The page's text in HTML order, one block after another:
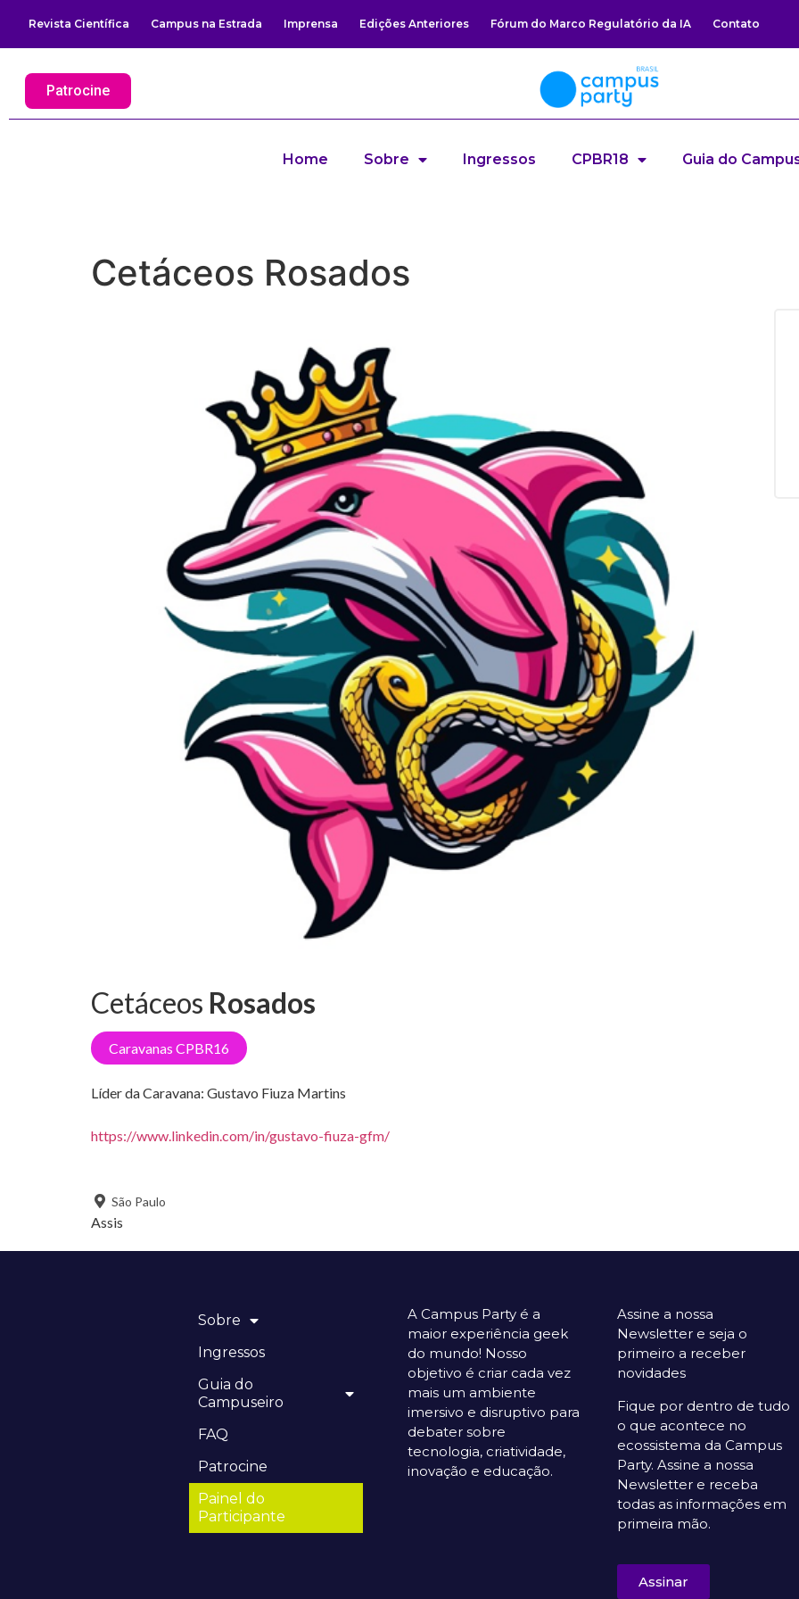
Revista Científica Campus na Estrada Imprensa Edições Anteriores Fórum do Marco Regulatório da IA Contato
Patrocine
Home Sobre Ingressos CPBR18 Guia do
Cetáceos Rosados
Cetáceos Rosados
Caravanas CPBR16
Líder da Caravana: Gustavo Fiuza Martins
https://www.linkedin.com/in/gustavo-fiuza-gfm/
São Paulo
Assis
Sobre
Ingressos
Guia do
Campuseiro
FAQ
Patrocine
Painel do
Participante
A Campus Party é a
maior experiência geek
do mundo! Nosso
objetivo é criar cada vez
mais um ambiente
imersivo e disruptivo para
debater sobre
tecnologia, criatividade,
inovação e educação.
Assine a nossa
Newsletter e seja o
primeiro a receber
novidades
Fique por dentro de tudo
o que acontece no
ecossistema da Campus
Party. Assine a nossa
Newsletter e receba
todas as informações em
primeira mão.
Assinar